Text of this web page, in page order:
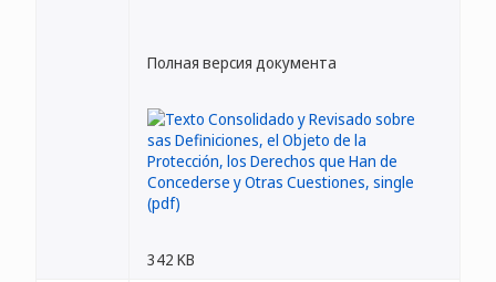
Полная версия документа
342 KB